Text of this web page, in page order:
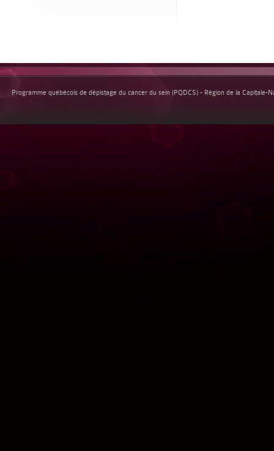
Programme québécois de dépistage du cancer du sein (PQDCS) - Région de la Capitale-